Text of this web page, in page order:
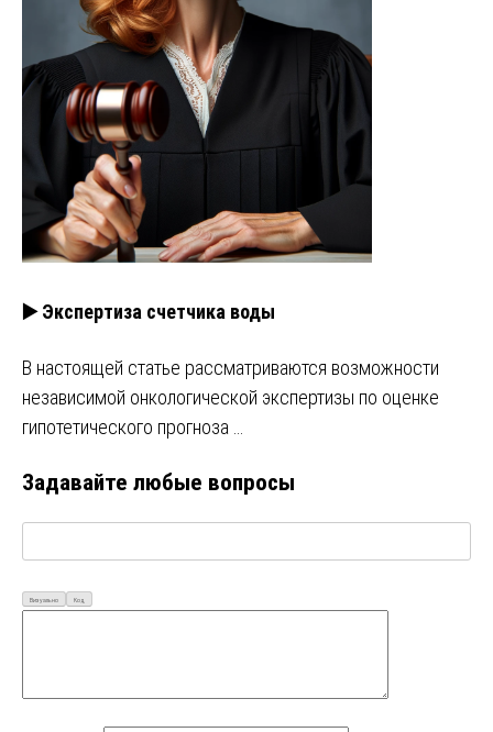
▶️ Экспертиза счетчика воды
В настоящей статье рассматриваются возможности
независимой онкологической экспертизы по оценке
гипотетического прогноза …
Задавайте любые вопросы
Визуально Код